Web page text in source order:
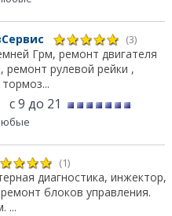
(3)
Грм, ремонт двигателя
рулевой рейки ,
с 9 до 21
(1)
диагностика, инжектор,
блоков управления.
...